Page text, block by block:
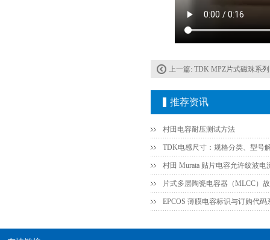
上一篇: TDK MPZ片式磁珠系列：电
推荐资讯
村田电容耐压测试方法
TDK电感尺寸：规格分类、型号
EPCOS 薄膜电容标识与订购代码